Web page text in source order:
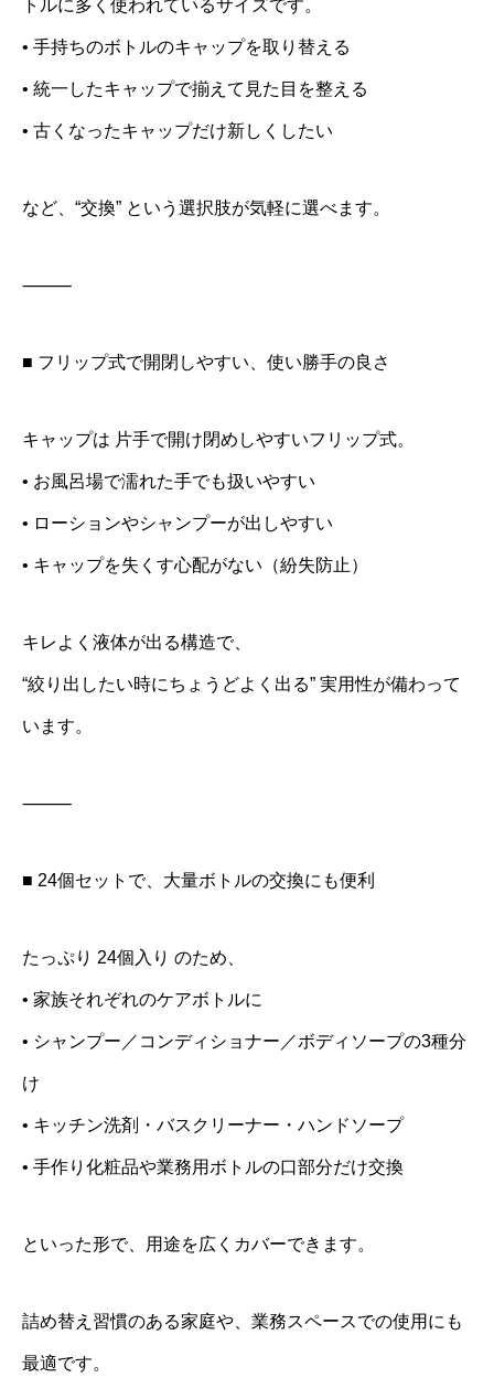
トルに多く使われているサイズです。
• 手持ちのボトルのキャップを取り替える
• 統一したキャップで揃えて見た目を整える
• 古くなったキャップだけ新しくしたい
など、“交換” という選択肢が気軽に選べます。
⸻
■ フリップ式で開閉しやすい、使い勝手の良さ
キャップは 片手で開け閉めしやすいフリップ式。
• お風呂場で濡れた手でも扱いやすい
• ローションやシャンプーが出しやすい
• キャップを失くす心配がない（紛失防止）
キレよく液体が出る構造で、
“絞り出したい時にちょうどよく出る” 実用性が備わって
います。
⸻
■ 24個セットで、大量ボトルの交換にも便利
たっぷり 24個入り のため、
• 家族それぞれのケアボトルに
• シャンプー／コンディショナー／ボディソープの3種分
け
• キッチン洗剤・バスクリーナー・ハンドソープ
• 手作り化粧品や業務用ボトルの口部分だけ交換
といった形で、用途を広くカバーできます。
詰め替え習慣のある家庭や、業務スペースでの使用にも
最適です。